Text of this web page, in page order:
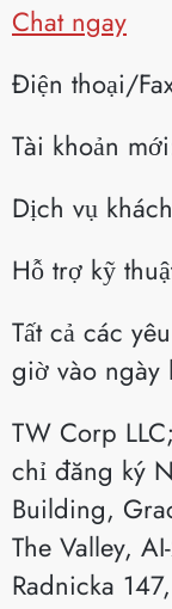
Chat ngay
Điện thoại/
Tài khoản
Dịch vụ
Hỗ trợ kỹ
Tất cả các
giờ vào ngày
TW Corp
chỉ đăng ký
Building,
The Valley,
Radnicka